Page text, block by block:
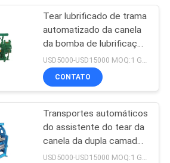
o tear
10
14
Tear lubrificado de trama
automatizado da canela
da bomba de lubrificação
do dispositivo da
inserção do tear de
matéria têxtil
CONTATO
Transportes automáticos
do assistente do tear da
canela da dupla camada
contínua